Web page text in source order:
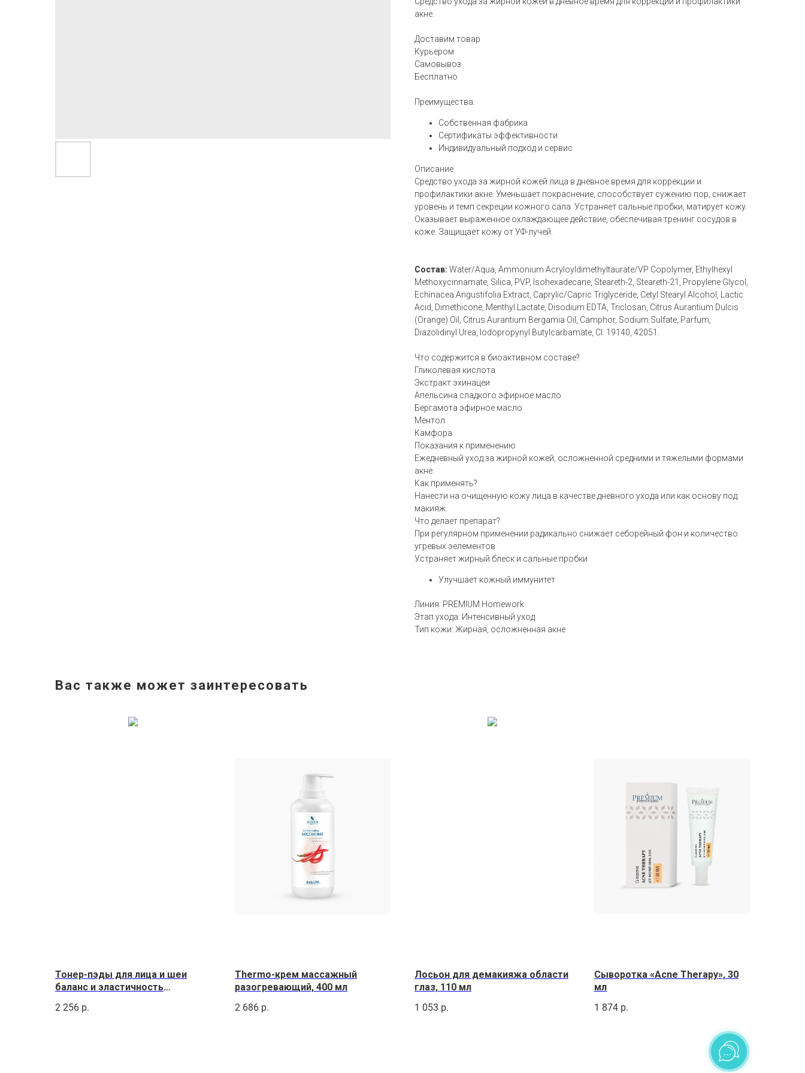
акне.
Доставим товар
Курьером
Самовывоз
Бесплатно
Преимущества:
Собственная фабрика
Сертификаты эффективности
Индивидуальный подход и сервис
Описание
Средство ухода за жирной кожей лица в дневное время для коррекции и
профилактики акне. Уменьшает покраснение, способствует сужению пор, снижает
уровень и темп секреции кожного сала. Устраняет сальные пробки, матирует кожу.
Оказывает выраженное охлаждающее действие, обеспечивая тренинг сосудов в
коже. Защищает кожу от УФ-лучей.
Состав: Water/Aqua, Ammonium Acryloyldimethyltaurate/VP Copolymer, Ethylhexyl
Methoxycinnamate, Silica, PVP, Isohexadecane, Steareth-2, Steareth-21, Propylene Glycol,
Echinacea Angustifolia Extract, Caprylic/Capric Triglyceride, Cetyl Stearyl Alcohol, Lactic
Acid, Dimethicone, Menthyl Lactate, Disodium EDTA, Triclosan, Citrus Aurantium Dulcis
(Orange) Oil, Citrus Aurantium Bergamia Oil, Camphor, Sodium Sulfate, Parfum,
Diazolidinyl Urea, Iodopropynyl Butylcarbamate, CI: 19140, 42051.
Что содержится в биоактивном составе?
Гликолевая кислота
Экстракт эхинацеи
Апельсина сладкого эфирное масло
Бергамота эфирное масло
Ментол
Камфора
Показания к применению
Ежедневный уход за жирной кожей, осложненной средними и тяжелыми формами
акне.
Как применять?
Нанести на очищенную кожу лица в качестве дневного ухода или как основу под
макияж.
Что делает препарат?
При регулярном применении радикально снижает себорейный фон и количество
угревых эелементов
Устраняет жирный блеск и сальные пробки
Улучшает кожный иммунитет
Линия: PREMIUM Homework
Этап ухода: Интенсивный уход
Тип кожи: Жирная, осложненная акне
Вас также может заинтересовать
Тонер-пэды для лица и шеи
баланс и эластичность
165мл.
2 256 р.
Thermo-крем массажный
разогревающий, 400 мл
2 686 р.
Лосьон для демакияжа области
глаз, 110 мл
1 053 р.
Сыворотка «Acne Therapy», 30
мл
1 874 р.